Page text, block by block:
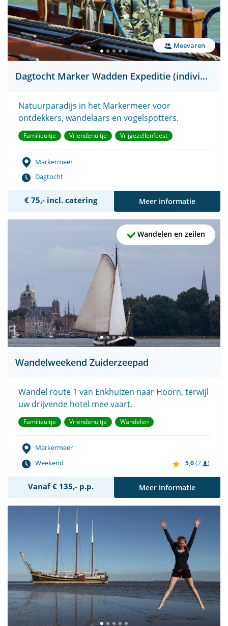
Meevaren
Dagtocht Marker Wadden Expeditie (individueel)
Natuurparadijs in het Markermeer voor
ontdekkers, wandelaars en vogelspotters.
Familieuitje Vriendenuitje Vrijgezellenfeest
Markermeer
Dagtocht
€ 75,- incl. catering Meer informatie
Wandelen en zeilen
Wandelweekend Zuiderzeepad
Wandel route 1 van Enkhuizen naar Hoorn, terwijl
uw drijvende hotel mee vaart.
Familieuitje Vriendenuitje Wandelen
Markermeer
Weekend
5,0(2 )
Vanaf € 135,- p.p. Meer informatie